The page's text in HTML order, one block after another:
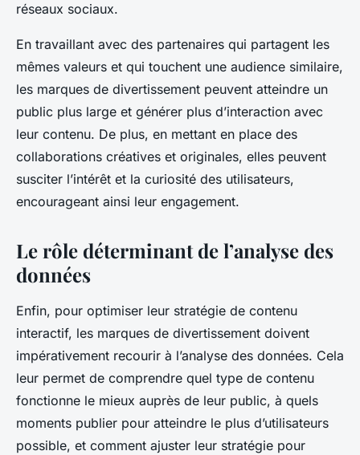
réseaux sociaux.
En travaillant avec des partenaires qui partagent les
mêmes valeurs et qui touchent une audience similaire,
les marques de divertissement peuvent atteindre un
public plus large et générer plus d’interaction avec
leur contenu. De plus, en mettant en place des
collaborations créatives et originales, elles peuvent
susciter l’intérêt et la curiosité des utilisateurs,
encourageant ainsi leur engagement.
Le rôle déterminant de l’analyse des
données
Enfin, pour optimiser leur stratégie de contenu
interactif, les marques de divertissement doivent
impérativement recourir à l’analyse des données. Cela
leur permet de comprendre quel type de contenu
fonctionne le mieux auprès de leur public, à quels
moments publier pour atteindre le plus d’utilisateurs
possible, et comment ajuster leur stratégie pour